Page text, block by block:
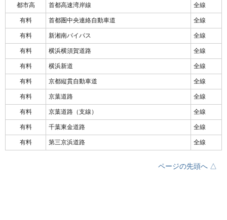
都市高 首都高速湾岸線 全線
有料 首都圏中央連絡自動車道 全線
有料 新湘南バイパス 全線
有料 横浜横須賀道路 全線
有料 横浜新道 全線
有料 京都縦貫自動車道 全線
有料 京葉道路 全線
有料 京葉道路（支線） 全線
有料 千葉東金道路 全線
有料 第三京浜道路 全線
ページの先頭へ △